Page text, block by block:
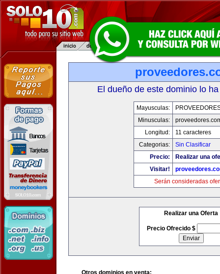
El dueño de este dominio lo
Mayusculas:
Minusculas:
Longitud:
11 caracteres
Categorias:
Sin Clasificar
Precio:
Realizar una
Visitar!
Serán consideradas
Realizar una Oferta
Precio Ofrecido $
Otros dominios en venta: